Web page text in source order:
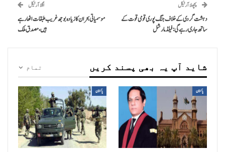
پچھلا آرٹیکل
دہشت گردی کے خلاف جنگ پوری قومی قوت کے
ساتھ جاری رہے گی: فیلڈ مارشل
اگلا آرٹیکل
موسمیاتی بحران کا زیادہ بوجھ غریب طبقات اٹھا رہے
ہیں، مصدق ملک
تمام شاید آپ یہ بھی پسند کریں
پاکستان پاکستان